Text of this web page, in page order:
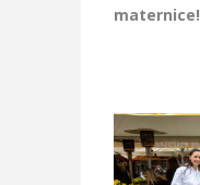
maternice!